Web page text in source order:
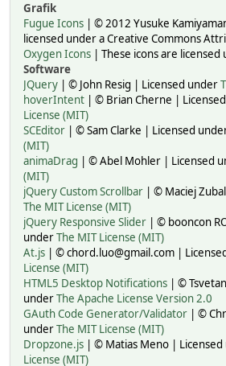
Grafik
Fugue Icons | © 2012 Yusuke
licensed under a Creative Commons
Oxygen Icons | These icons are licensed
Software
JQuery | © John Resig | Licensed under
hoverIntent | © Brian Cherne |
License (MIT)
SCEditor | © Sam Clarke | Licensed
(MIT)
animaDrag | © Abel Mohler | Licensed
(MIT)
jQuery Custom Scrollbar | © Maciej
The MIT License (MIT)
jQuery Responsive Slider | © booncon
underThe MIT License (MIT)
At.js | © chord.luo@gmail.com |
License (MIT)
HTML5 Desktop Notifications | ©
underThe Apache License Version 2.0
GAuth Code Generator/Validator | ©
underThe MIT License (MIT)
Dropzone.js | © Matias Meno |
License (MIT)